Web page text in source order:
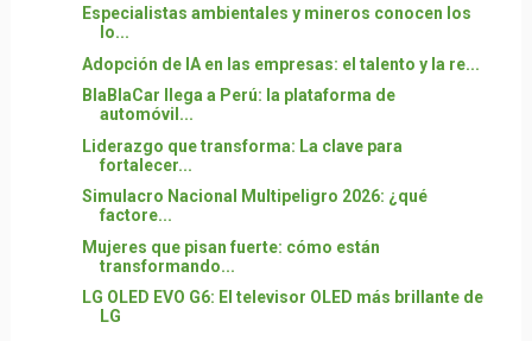
Especialistas ambientales y mineros conocen los
lo...
Adopción de IA en las empresas: el talento y la re...
BlaBlaCar llega a Perú: la plataforma de
automóvil...
Liderazgo que transforma: La clave para
fortalecer...
Simulacro Nacional Multipeligro 2026: ¿qué
factore...
Mujeres que pisan fuerte: cómo están
transformando...
LG OLED EVO G6: El televisor OLED más brillante de
LG